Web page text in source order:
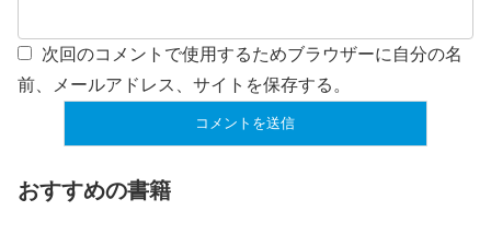
次回のコメントで使用するためブラウザーに自分の名
前、メールアドレス、サイトを保存する。
おすすめの書籍